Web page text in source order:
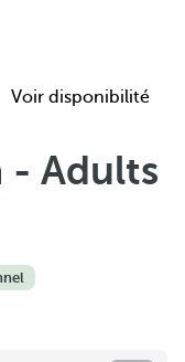
Voir disponibilité
- Adults